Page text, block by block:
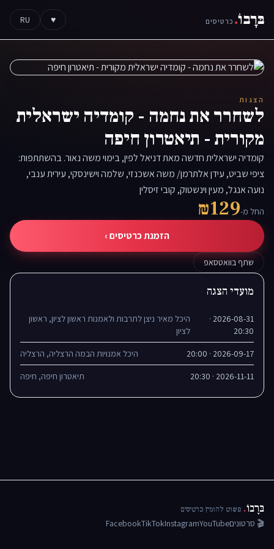
בּרָבוֹ. כרטיסים ♥
RU
הצגות
לשחרר את נחמה - קומדיה ישראלית
מקורית - תיאטרון חיפה
קומדיה ישראלית חדשה מאת דניאל לפין, בימוי משה נאור. בהשתתפות:
ציפי שביט, עידן אלתרמן/ משה אשכנזי, שלמה וישינסקי, עירית ענבי,
נועה אנגל, מעין וינשטוק, קובי זיסלין
החל מ-₪129
הזמנת כרטיסים ›
שתף בוואטסאפ
מועדי הצגה
2026-08-31 ·
20:30
היכל מאיר ניצן לתרבות ולאמנות ראשון לציון, ראשון
לציון
2026-09-17 · 20:00 היכל אמנויות הבמה הרצליה, הרצליה
2026-11-11 · 20:30 תיאטרון חיפה, חיפה
בּרָבוֹ. פשוט להזמין כרטיסים
🎬 סרטוניםYouTube
Instagram
TikTok
Facebook